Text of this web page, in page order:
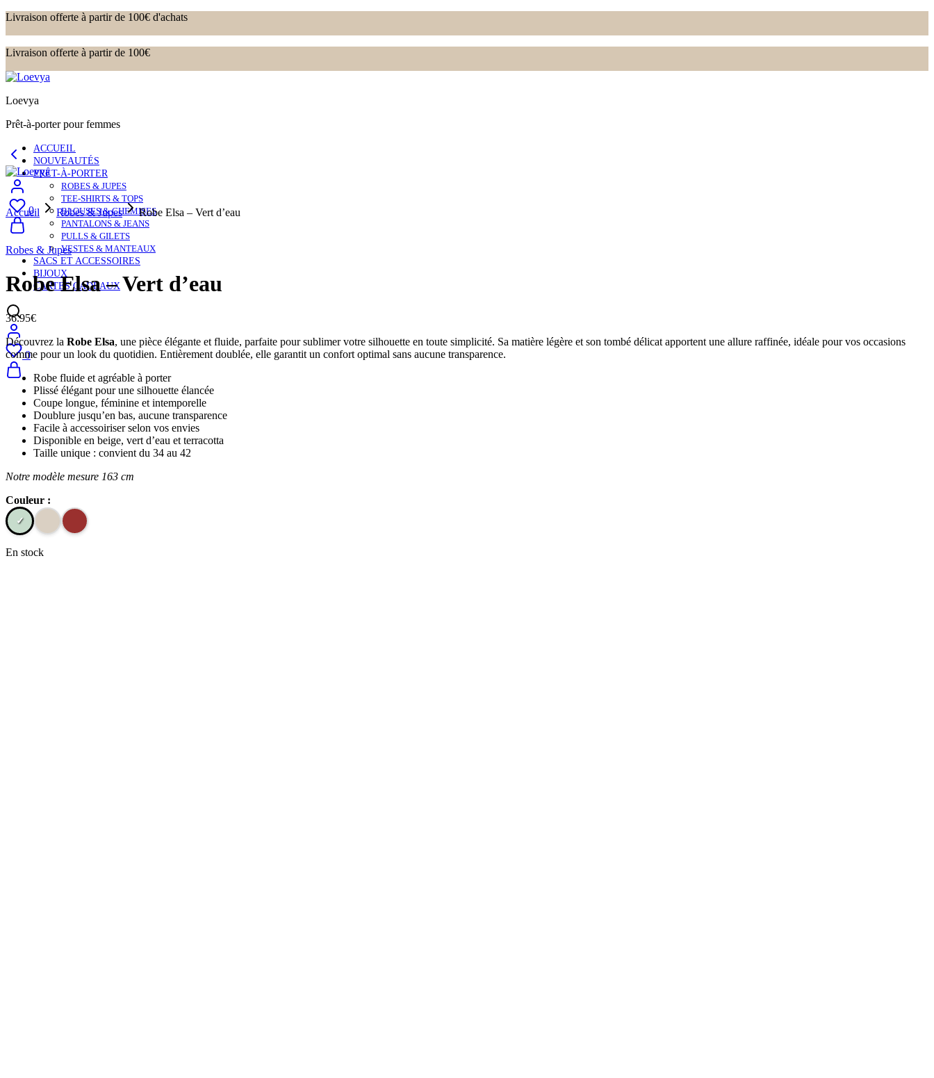
Livraison offerte à partir de 100€ d'achats
Livraison offerte à partir de 100€
Loevya
Prêt-à-porter pour femmes
ACCUEIL
NOUVEAUTÉS
PRÊT-À-PORTER
ROBES & JUPES
TEE-SHIRTS & TOPS
BLOUSES & CHEMISES
PANTALONS & JEANS
PULLS & GILETS
VESTES & MANTEAUX
SACS ET ACCESSOIRES
BIJOUX
CARTES CADEAUX
0
0
Accueil Robes & Jupes Robe Elsa – Vert d’eau
Robes & Jupes
Robe Elsa – Vert d’eau
36.95€
Découvrez la Robe Elsa, une pièce élégante et fluide, parfaite pour sublimer votre silhouette en toute simplicité. Sa matière légère et son tombé délicat apportent une allure raffinée, idéale pour vos occasions
comme pour un look du quotidien. Entièrement doublée, elle garantit un confort optimal sans aucune transparence.
Robe fluide et agréable à porter
Plissé élégant pour une silhouette élancée
Coupe longue, féminine et intemporelle
Doublure jusqu’en bas, aucune transparence
Facile à accessoiriser selon vos envies
Disponible en beige, vert d’eau et terracotta
Taille unique : convient du 34 au 42
Notre modèle mesure 163 cm
Couleur :
En stock